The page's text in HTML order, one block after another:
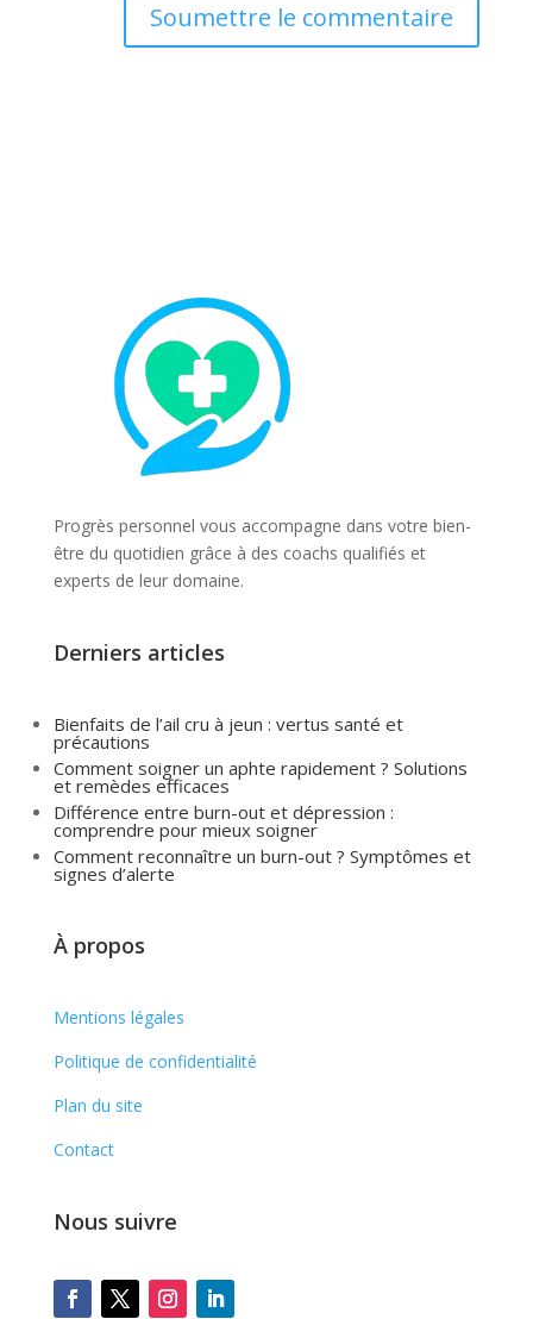
Soumettre le commentaire
Progrès personnel vous accompagne dans votre bien-
être du quotidien grâce à des coachs qualifiés et
experts de leur domaine.
Derniers articles
Bienfaits de l’ail cru à jeun : vertus santé et
précautions
Comment soigner un aphte rapidement ? Solutions
et remèdes efficaces
Différence entre burn-out et dépression :
comprendre pour mieux soigner
Comment reconnaître un burn-out ? Symptômes et
signes d’alerte
À propos
Mentions légales
Politique de confidentialité
Plan du site
Contact
Nous suivre